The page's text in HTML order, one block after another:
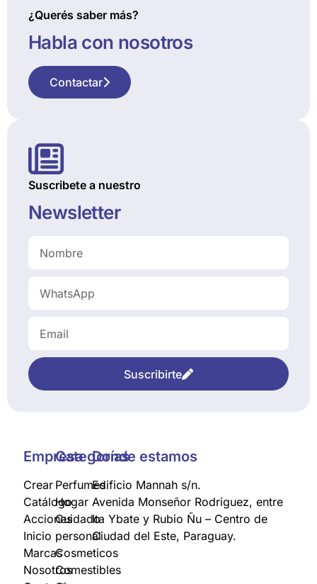
¿Querés saber más?
Habla con nosotros
Contactar
Suscribete a nuestro
Newsletter
Suscribirte
Empresa
Crear
Catálogo
Acciones
Inicio
Marcas
Nosotros
Categorías
Perfumes
Hogar
Cuidado
personal
Cosmeticos
Comestibles
Donde estamos
Edificio Mannah s/n.
Avenida Monseñor Rodriguez, entre
Ita Ybate y Rubio Ñu – Centro de
Ciudad del Este, Paraguay.